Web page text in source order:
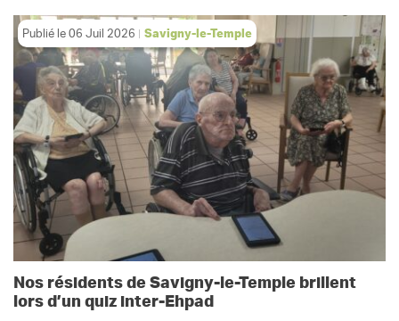
Publié le 06 Juil 2026 Savigny-le-Temple
Nos résidents de Savigny-le-Temple brillent
lors d’un quiz inter-Ehpad